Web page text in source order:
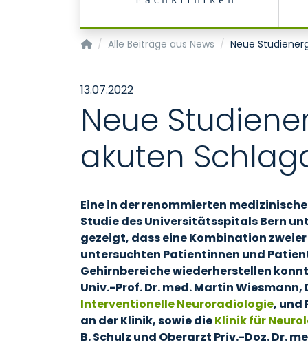
Startseite
Alle Beiträge aus News Neue
13.07.2022
Neue
akuten
Eine in der renommierten
Studie des Universitätsspitals Bern
gezeigt, dass eine Kombination
untersuchten Patientinnen und
Gehirnbereiche wiederherstellen
Univ.-Prof. Dr. med. Martin
Interventionelle Neuroradiologie, und
an der Klinik, sowie dieKlinik für
B. Schulz und Oberarzt Priv.-Doz. Dr.